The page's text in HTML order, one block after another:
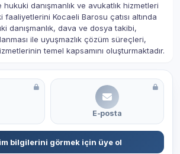
danışmanlık ve avukatlık hizmetleri
faaliyetlerini Kocaeli Barosu çatısı altında
danışmanlık, dava ve dosya takibi,
ile uyuşmazlık çözüm süreçleri,
temel kapsamını oluşturmaktadır.
E-posta
bilgilerini görmek için üye ol